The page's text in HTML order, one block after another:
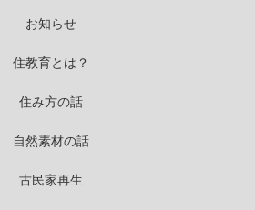
お知らせ
住教育とは？
住み方の話
自然素材の話
古民家再生